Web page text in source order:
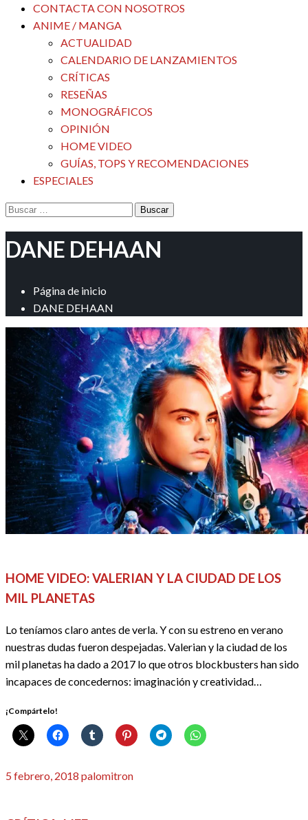
CONTACTA CON NOSOTROS
ANIME / MANGA
ACTUALIDAD
CALENDARIO DE LANZAMIENTOS
CRÍTICAS
RESEÑAS
MONOGRÁFICOS
OPINIÓN
HOME VIDEO
GUÍAS, TOPS Y RECOMENDACIONES
ESPECIALES
Buscar:
DANE DEHAAN
Página de inicio
DANE DEHAAN
HOME VIDEO: VALERIAN Y LA CIUDAD DE LOS
MIL PLANETAS
Lo teníamos claro antes de verla. Y con su estreno en verano
nuestras dudas fueron despejadas. Valerian y la ciudad de los
mil planetas ha dado a 2017 lo que otros blockbusters han sido
incapaces de concedernos: imaginación y creatividad…
¡Compártelo!
Publicado
5 febrero, 2018 palomitron